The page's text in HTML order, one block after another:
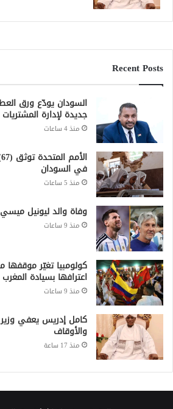
Recent Posts
السودان يودّع ورق
جديدة لإدارة
منذ 4 ساعات
في السودان
منذ 5 ساعات
وفاة والد ليونيل ميسي عن
منذ 9 ساعات
كولومبيا تغيّر
اعترافها بسيادة المغرب
منذ 9 ساعات
كامل إدريس يعفي وزير
والأوقاف
منذ 17 ساعة